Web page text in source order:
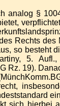
analog §
Rechts
so besteht
5.
Rz. 19).
sich hierbei